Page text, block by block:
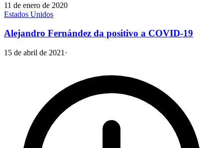
11 de enero de 2020
Estados Unidos
Alejandro Fernández da positivo a COVID-19
15 de abril de 2021 ·